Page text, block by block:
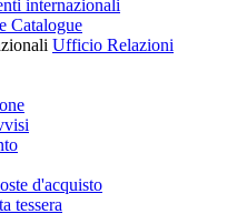
internazionali
Catalogue
Ufficio Relazioni
d'acquisto
tessera